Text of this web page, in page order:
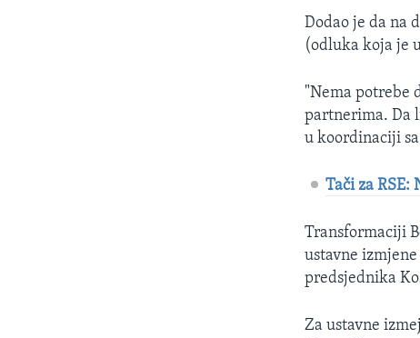
Dodao je da na
(odluka koja je
"Nema potrebe
partnerima. Da
u koordinaciji
Tači za RSE:
Transformaciji
ustavne
predsjednika
Za ustavne